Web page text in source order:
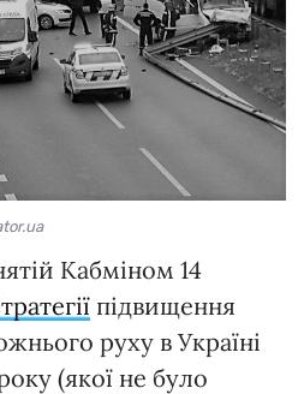
Кабміном 14
підвищення
руху в Україні
(якої не було